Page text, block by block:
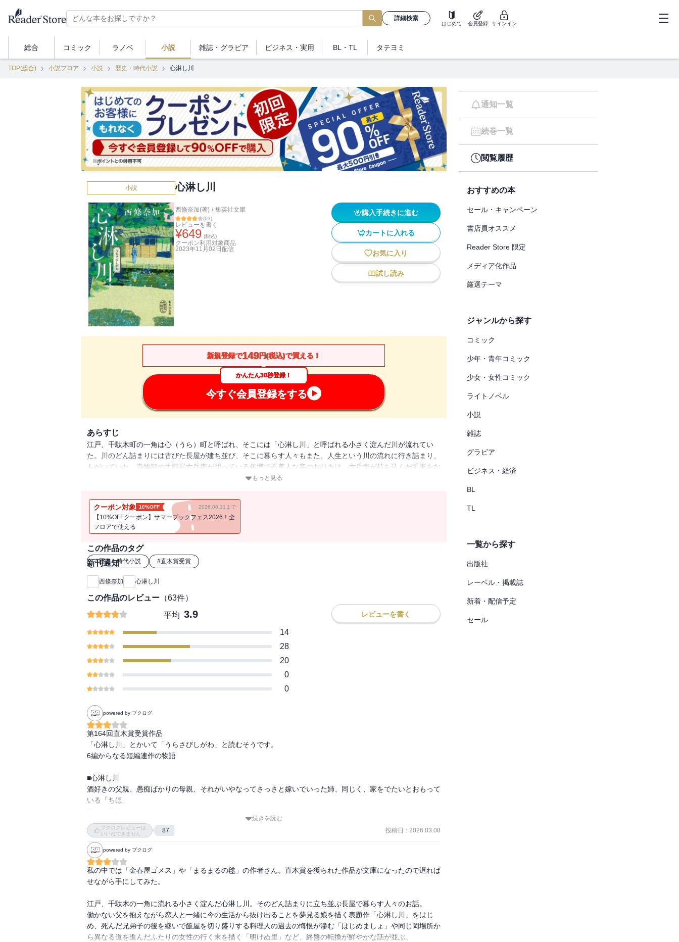
詳細検索
はじめて 会員登録 サインイン
総合 コミック ラノベ 小説 雑誌・ グラビア ビジネス ・実用 BL・TL タテヨミ
TOP(総合) 小説フロア 小説 歴史・時代小説 心淋し川
小説 心淋し川
西條奈加(著) / 集英社文庫
(63)
レビューを書く
¥649 (税込)
クーポン利用対象商品
2023年11月02日 配信
購入手続きに進む
カートに入れる
お気に入り
試し読み
新規登録で149円(税込)で買える！
かんたん30秒登録！
今すぐ会員登録をする
あらすじ
江戸、千駄木町の一角は心（うら）町と呼ばれ、そこには「心淋し川」と呼ばれる小さく淀んだ川が流れてい
た。川のどん詰まりには古びた長屋が建ち並び、そこに暮らす人々もまた、人生という川の流れに行き詰まり、
もがいていた。青物卸の大隅屋六兵衛が囲っている年増で不美人な妾のおりきは、六兵衛が持ち込んだ張形をな
がめているうち、悪戯心から小刀で仏像を彫りだし・・・（「閨仏」）。飯屋を営む与吾蔵は、根津権現で小さ
じめましょ」）など、生きる喜びと哀しみが織りなす全六話。第164回直木賞受賞作。
もっと見る
クーポン対象 10%OFF 2026.08.11まで
【10%OFFクーポン】サマーブックフェス2026！全
フロアで使える
この作品のタグ
#歴史・時代小説 #直木賞受賞
新刊通知
西條奈加 心淋し川
この作品のレビュー （63件）
平均 3.9 レビューを書く
14
28
20
0
0
powered by ブクログ
第164回直木賞受賞作品
「心淋し川」とかいて「うらさびしがわ」と読むそうです。
6編からなる短編連作の物語
■心淋し川
酒好きの父親、愚痴ばかりの母親、それがいやなってさっさと嫁いでいった姉、同じく、家をでたいとおもって
いる「ちほ」
■閨仏
妾4人で暮らすなか、その旦那が死亡。
不思議な設定です。そして、その妾達の中心になるのが「りき」
彼女の掘る仏が..
飯屋の主人となった男が、出会った少女。
彼女のうたう歌が、昔自分が捨てた女が歌っていた。
少女は自分の娘なのか..
哀しい真相..
続きを読む
ブクログレビューは
いいねできません
87 投稿日 : 2026.03.08
powered by ブクログ
私の中では「金春屋ゴメス」や「まるまるの毬」の作者さん。直木賞を獲られた作品が文庫になったので遅れば
せながら手にしてみた。
江戸、千駄木の一角に流れる小さく淀んだ心淋し川。そのどん詰まりに立ち並ぶ長屋で暮らす人々のお話。
働かない父を抱えながら恋人と一緒に今の生活から抜け出ることを夢見る娘を描く表題作「心淋し川」をはじ
め、死んだ兄弟子の後を継いで飯屋を切り盛りする料理人の過去の悔恨が滲む「はじめましょ」や同じ岡場所か
ら異なる道を進んだふたりの女性の行く末を描く「明けぬ里」など、終盤の転換が鮮やかな話が並ぶ。
通知一覧
続巻一覧
閲覧履歴
おすすめの本
セール・キャンペーン
書店員オススメ
Reader Store 限定
メディア化作品
厳選テーマ
ジャンルから探す
コミック
少年・青年コミック
少女・女性コミック
ライトノベル
小説
雑誌
グラビア
ビジネス・経済
BL
TL
一覧から探す
出版社
レーベル・掲載誌
新着・配信予定
セール